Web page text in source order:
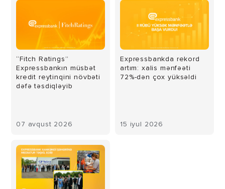
“Fitch Ratings”
Expressbankın müsbət
kredit reytinqini növbəti
dəfə təsdiqləyib
07 avqust 2026
Expressbankda rekord
artım: xalis mənfəəti
72%-dən çox yüksəldi
15 iyul 2026